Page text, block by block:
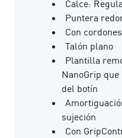
Calce:
Puntera
Con cordones
Talón plano
Plantilla
NanoGrip
del botín
sujeción
Con